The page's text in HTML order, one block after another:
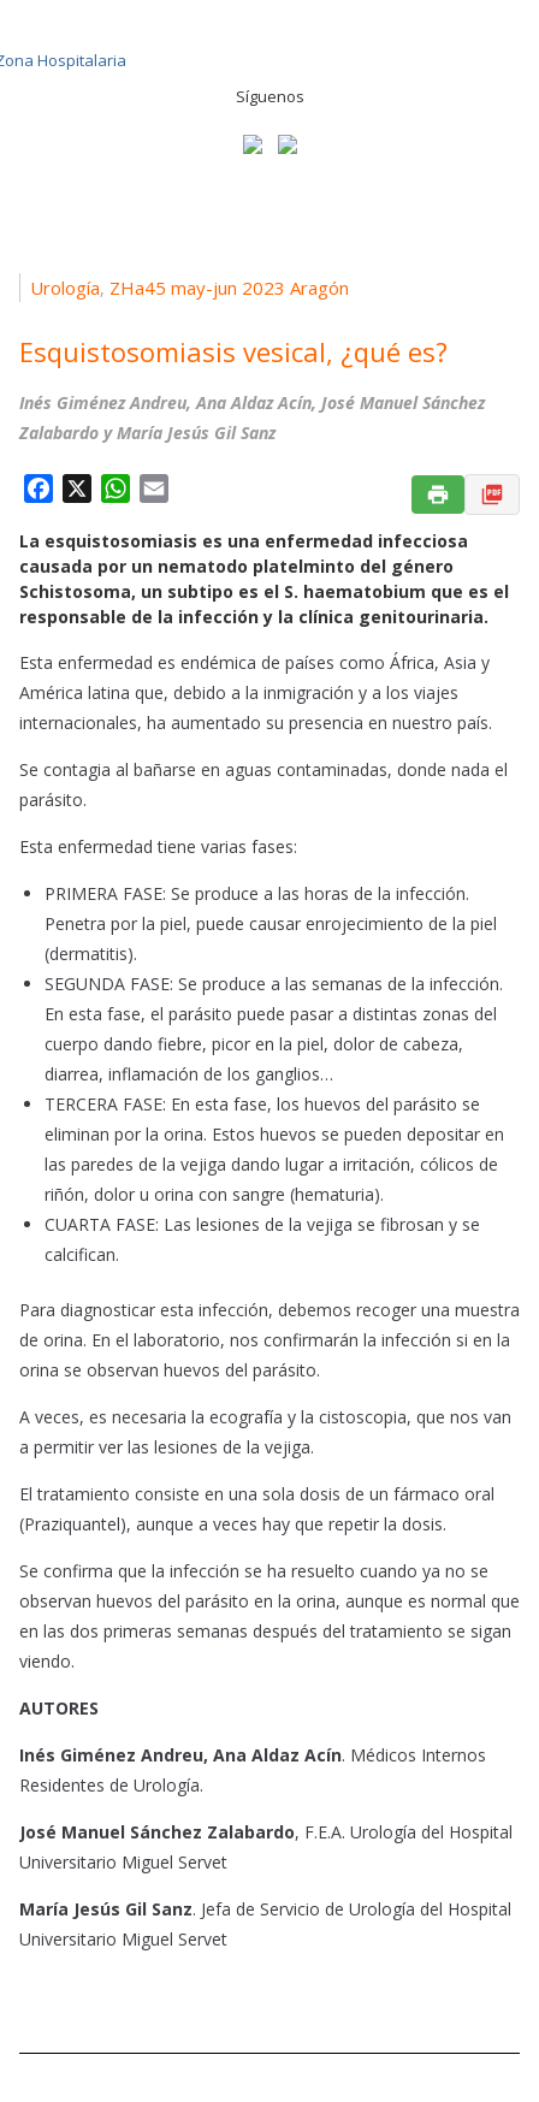
Síguenos
Urología, ZHa45 may-jun 2023 Aragón
Esquistosomiasis vesical, ¿qué es?
Inés Giménez Andreu, Ana Aldaz Acín, José Manuel Sánchez
Zalabardo y María Jesús Gil Sanz
c
e
b
o
k
W
a
t
s
p
p
a
i
l
La esquistosomiasis es una enfermedad infecciosa
causada por un nematodo platelminto del género
Schistosoma, un subtipo es el S. haematobium que es el
responsable de la infección y la clínica genitourinaria.
Esta enfermedad es endémica de países como África, Asia y
América latina que, debido a la inmigración y a los viajes
internacionales, ha aumentado su presencia en nuestro país.
Se contagia al bañarse en aguas contaminadas, donde nada el
parásito.
Esta enfermedad tiene varias fases:
PRIMERA FASE: Se produce a las horas de la infección.
Penetra por la piel, puede causar enrojecimiento de la piel
(dermatitis).
SEGUNDA FASE: Se produce a las semanas de la infección.
En esta fase, el parásito puede pasar a distintas zonas del
cuerpo dando fiebre, picor en la piel, dolor de cabeza,
diarrea, inflamación de los ganglios…
TERCERA FASE: En esta fase, los huevos del parásito se
eliminan por la orina. Estos huevos se pueden depositar en
las paredes de la vejiga dando lugar a irritación, cólicos de
riñón, dolor u orina con sangre (hematuria).
CUARTA FASE: Las lesiones de la vejiga se fibrosan y se
calcifican.
Para diagnosticar esta infección, debemos recoger una muestra
de orina. En el laboratorio, nos confirmarán la infección si en la
orina se observan huevos del parásito.
A veces, es necesaria la ecografía y la cistoscopia, que nos van
a permitir ver las lesiones de la vejiga.
El tratamiento consiste en una sola dosis de un fármaco oral
(Praziquantel), aunque a veces hay que repetir la dosis.
Se confirma que la infección se ha resuelto cuando ya no se
observan huevos del parásito en la orina, aunque es normal que
en las dos primeras semanas después del tratamiento se sigan
viendo.
AUTORES
Inés Giménez Andreu, Ana Aldaz Acín. Médicos Internos
Residentes de Urología.
José Manuel Sánchez Zalabardo, F.E.A. Urología del Hospital
Universitario Miguel Servet
María Jesús Gil Sanz. Jefa de Servicio de Urología del Hospital
Universitario Miguel Servet